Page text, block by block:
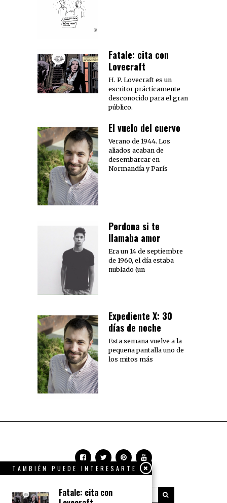
Fatale: cita con
Lovecraft
H. P. Lovecraft es un
escritor prácticamente
desconocido para el gran
público.
El vuelo del cuervo
Verano de 1944. Los
aliados acaban de
desembarcar en
Normandía y París
Perdona si te
llamaba amor
Era un 14 de septiembre
de 1960, el día estaba
nublado (un
Expediente X: 30
días de noche
Esta semana vuelve a la
pequeña pantalla uno de
los mitos más
TAMBIÉN PUEDE INTERESARTE
Fatale: cita con